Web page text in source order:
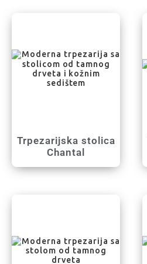
Trpezarijska stolica
Chantal